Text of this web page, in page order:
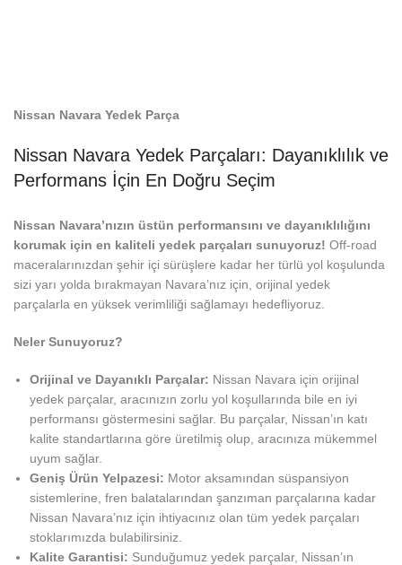
Nissan Navara Yedek Parça
Nissan Navara Yedek Parçaları: Dayanıklılık ve
Performans İçin En Doğru Seçim
Nissan Navara’nızın üstün performansını ve dayanıklılığını
korumak için en kaliteli yedek parçaları sunuyoruz! Off-road
maceralarınızdan şehir içi sürüşlere kadar her türlü yol koşulunda
sizi yarı yolda bırakmayan Navara’nız için, orijinal yedek
parçalarla en yüksek verimliliği sağlamayı hedefliyoruz.
Neler Sunuyoruz?
Orijinal ve Dayanıklı Parçalar: Nissan Navara için orijinal
yedek parçalar, aracınızın zorlu yol koşullarında bile en iyi
performansı göstermesini sağlar. Bu parçalar, Nissan’ın katı
kalite standartlarına göre üretilmiş olup, aracınıza mükemmel
uyum sağlar.
Geniş Ürün Yelpazesi: Motor aksamından süspansiyon
sistemlerine, fren balatalarından şanzıman parçalarına kadar
Nissan Navara’nız için ihtiyacınız olan tüm yedek parçaları
stoklarımızda bulabilirsiniz.
Kalite Garantisi: Sunduğumuz yedek parçalar, Nissan’ın